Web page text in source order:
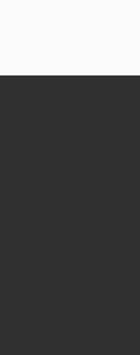
un
en la Web
por el
la Comisión
ni constituye
la Comisión
Las
del capital
rendimiento